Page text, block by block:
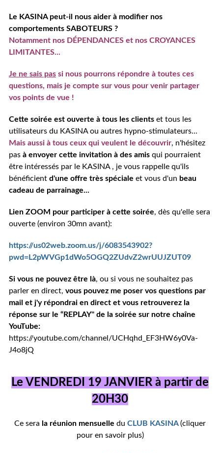
Le KASINA peut-il nous aider à modifier nos
comportements SABOTEURS ?
Notamment nos DÉPENDANCES et nos CROYANCES
LIMITANTES...
Je ne sais pas si nous pourrons répondre à toutes ces
questions, mais je compte sur vous pour venir partager
vos points de vue !
Cette soirée est ouverte à tous les clients et tous les
utilisateurs du KASINA ou autres hypno-stimulateurs...
Mais aussi à tous ceux qui veulent le découvrir, n'hésitez
pas à envoyer cette invitation à des amis qui pourraient
être intéressés par le KASINA , je vous rappelle qu'ils
bénéficient d'une offre très spéciale et vous d'un beau
cadeau de parrainage...
Lien ZOOM pour participer à cette soirée, dès qu'elle sera
ouverte (environ 30mn avant):
https://us02web.zoom.us/j/6083543902?
pwd=L2pWVGp1dWo5OGQ2ZUdvZ2wrUUJZUT09
Si vous ne pouvez être là, ou si vous ne souhaitez pas
parler en direct, vous pouvez me poser vos questions par
mail et j'y répondrai en direct et vous retrouverez la
réponse sur le “REPLAY" de la soirée sur notre chaîne
YouTube:
https://youtube.com/channel/UCHqhd_EF3HW6y0Va-
J4o8jQ
Le VENDREDI 19 JANVIERà partir de
20H30
Ce sera la réunion mensuelle du CLUB KASINA (cliquer
pour en savoir plus)